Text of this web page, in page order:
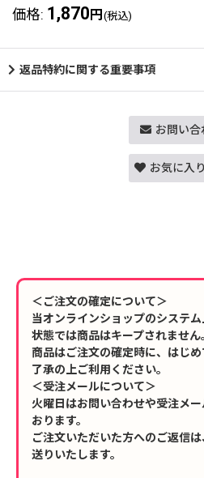
価格: 1,870 円 (税込)
返品特約に関する重要事項
お問い合
お気に入
＜ご注文の確定について＞
当オンラインショップのシステ
状態では商品はキープされません
商品はご注文の確定時に、はじ
了承の上ご利用ください。
＜受注メールについて＞
火曜日はお問い合わせや受注メ
おります。
ご注文いただいた方へのご返信
送りいたします。